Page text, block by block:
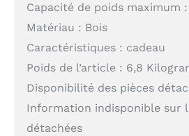
Capacité de poids maximum :
Matériau : Bois
Caractéristiques : cadeau
Poids de l’article : 6,8
Disponibilité des pièces
Information indisponible sur
détachées